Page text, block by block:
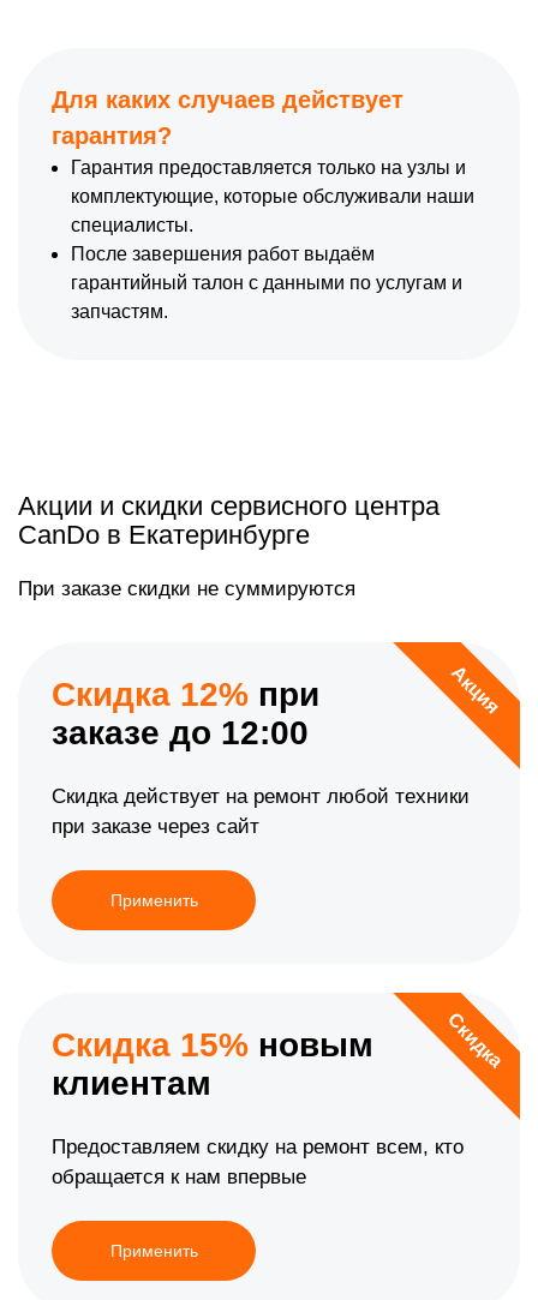
Для каких случаев действует
гарантия?
Гарантия предоставляется только на узлы и
комплектующие, которые обслуживали наши
специалисты.
После завершения работ выдаём
гарантийный талон с данными по услугам и
запчастям.
Акции и скидки сервисного центра
CanDo в Екатеринбурге
При заказе скидки не суммируются
Акция
Скидка 12% при
заказе до 12:00
Скидка действует на ремонт любой техники
при заказе через сайт
Применить
Скидка
Скидка 15% новым
клиентам
Предоставляем скидку на ремонт всем, кто
обращается к нам впервые
Применить